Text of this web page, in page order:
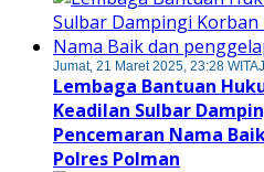
Jumat, 21 Maret 2025, 23:28 WITA
Lembaga Bantuan
Keadilan Sulbar
Pencemaran Nama
Polres Polman